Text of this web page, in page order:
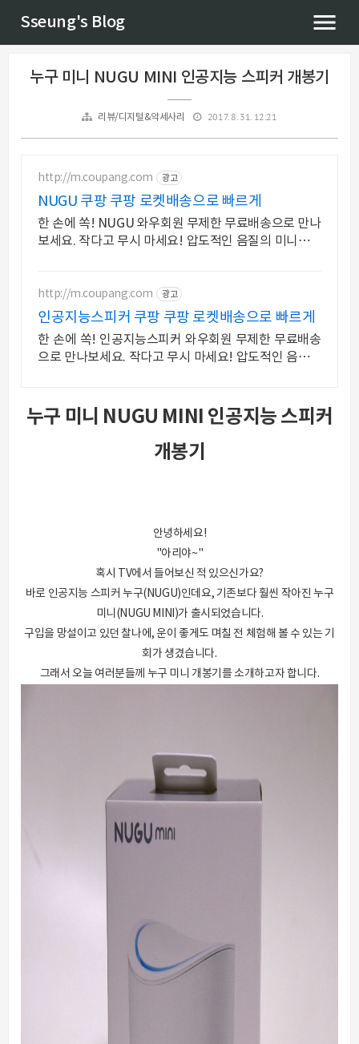
Sseung's Blog
누구 미니 NUGU MINI 인공지능 스피커 개봉기
리뷰/디지털&악세사리 2017. 8. 31. 12:21
http://m.coupang.com 광고
NUGU 쿠팡 쿠팡 로켓배송으로 빠르게
한 손에 쏙! NUGU 와우회원 무제한 무료배송으로 만나
보세요. 작다고 무시 마세요! 압도적인 음질의 미니스피
http://m.coupang.com 광고
인공지능스피커 쿠팡 쿠팡 로켓배송으로 빠르게
한 손에 쏙! 인공지능스피커 와우회원 무제한 무료배송
으로 만나보세요. 작다고 무시 마세요! 압도적인 음질의
누구 미니 NUGU MINI 인공지능 스피커
개봉기
안녕하세요!
"아리야~"
혹시 TV에서 들어보신 적 있으신가요?
바로 인공지능 스피커 누구(NUGU)인데요, 기존보다 훨씬 작아진 누구
미니(NUGU MINI)가 출시되었습니다.
구입을 망설이고 있던 찰나에, 운이 좋게도 며칠 전 체험해 볼 수 있는 기
회가 생겼습니다.
그래서 오늘 여러분들께 누구 미니 개봉기를 소개하고자 합니다.